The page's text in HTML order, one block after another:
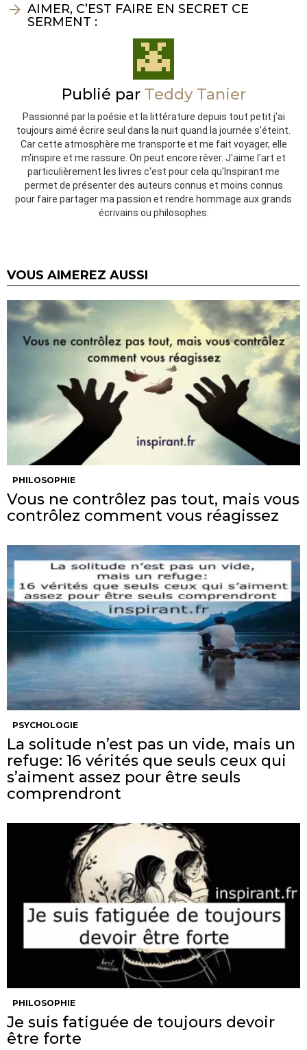
AIMER, C’EST FAIRE EN SECRET CE
SERMENT :
Publié par Teddy Tanier
Passionné par la poésie et la littérature depuis tout petit j'ai
toujours aimé écrire seul dans la nuit quand la journée s'éteint.
Car cette atmosphère me transporte et me fait voyager, elle
m'inspire et me rassure. On peut encore rêver. J'aime l'art et
particulièrement les livres c'est pour cela qu'Inspirant me
permet de présenter des auteurs connus et moins connus
pour faire partager ma passion et rendre hommage aux grands
écrivains ou philosophes.
VOUS AIMEREZ AUSSI
PHILOSOPHIE
Vous ne contrôlez pas tout, mais vous
contrôlez comment vous réagissez
PSYCHOLOGIE
La solitude n’est pas un vide, mais un
refuge: 16 vérités que seuls ceux qui
s’aiment assez pour être seuls
comprendront
PHILOSOPHIE
Je suis fatiguée de toujours devoir
être forte